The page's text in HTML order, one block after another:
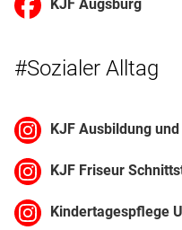
KJF Augsburg
#Sozialer Alltag
KJF Ausbildung
KJF Friseur
Kindertagespflege